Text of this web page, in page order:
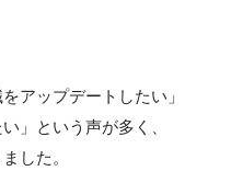
アップデートしたい」
」という声が多く、
した。